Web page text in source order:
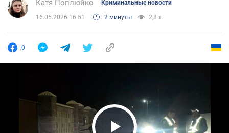
Катя Поплюйко Криминальные новости
16.05.2026 16:51 2 минуты 2,8 т.
0